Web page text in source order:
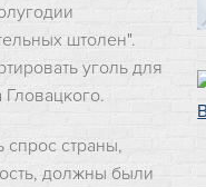
штолен".
уголь для
спрос страны,
должны были